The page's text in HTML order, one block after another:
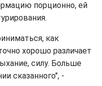
порционно, ей
как
хорошо различает
силу. Больше
сказанного", -